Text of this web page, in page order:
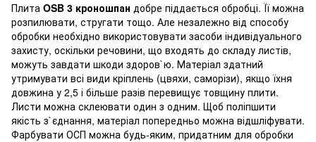
Плита OSB 3 кроношпан добре піддається обробці. Її можна
розпилювати, стругати тощо. Але незалежно від способу
обробки необхідно використовувати засоби індивідуального
захисту, оскільки речовини, що входять до складу листів,
можуть завдати шкоди здоров`ю. Матеріал здатний
утримувати всі види кріплень (цвяхи, саморізи), якщо їхня
довжина у 2,5 і більше разів перевищує товщину плити.
Листи можна склеювати один з одним. Щоб поліпшити
якість з`єднання, матеріал попередньо можна відшліфувати.
Фарбувати ОСП можна будь-яким, придатним для обробки